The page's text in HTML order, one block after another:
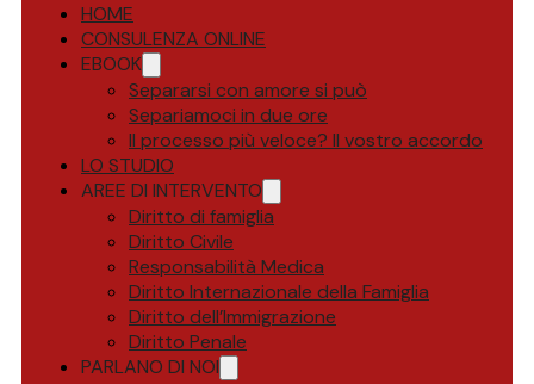
HOME
CONSULENZA ONLINE
EBOOK
Separarsi con amore si può
Separiamoci in due ore
Il processo più veloce? Il vostro accordo
LO STUDIO
AREE DI INTERVENTO
Diritto di famiglia
Diritto Civile
Responsabilità Medica
Diritto Internazionale della Famiglia
Diritto dell’Immigrazione
Diritto Penale
PARLANO DI NOI